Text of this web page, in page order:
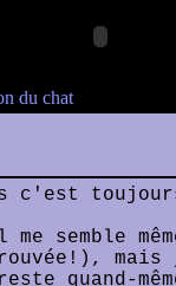
du chat
c'est
semble
mais
quand-